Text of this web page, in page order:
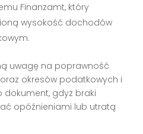
Finanzamt, który
wysokość dochodów
uwagę na poprawność
okresów podatkowych i
dokument, gdyż braki
opóźnieniami lub utratą